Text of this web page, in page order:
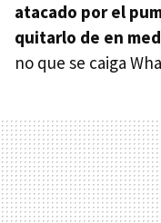
atacado por el
quitarlo de en
no que se caiga